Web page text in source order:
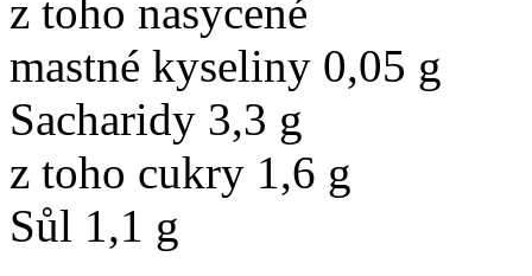
z toho nasycené
mastné kyseliny 0,05 g
Sacharidy 3,3 g
z toho cukry 1,6 g
Sůl 1,1 g